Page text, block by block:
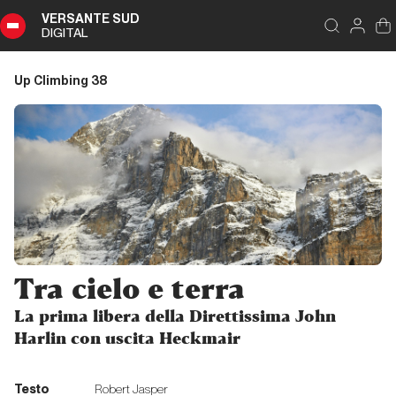
VERSANTE SUD
DIGITAL
Indice
Climbing
38
Zusammenfassung
Editoriale
Editoriale
Tra cielo e terra
La prima libera della Direttissima John
Harlin con uscita Heckmair
Up Climbing 38
Testo
Robert Jasper